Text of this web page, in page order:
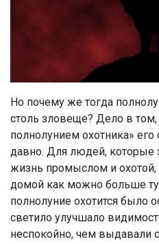
Но почему же тогда
столь зловеще? Дело в
полнолунием охотника» его
давно. Для людей, которые
жизнь промыслом и
домой как можно больше
полнолуние охотится было
светило улучшало
неспокойно, чем выдавали